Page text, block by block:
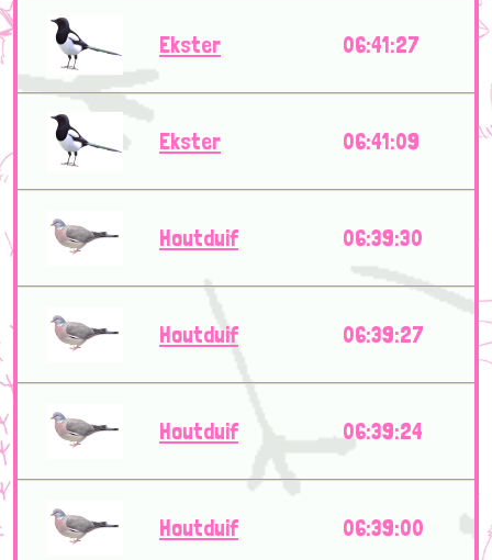
Ekster 06:41:27
Ekster 06:41:09
Houtduif 06:39:30
Houtduif 06:39:27
Houtduif 06:39:24
Houtduif 06:39:00